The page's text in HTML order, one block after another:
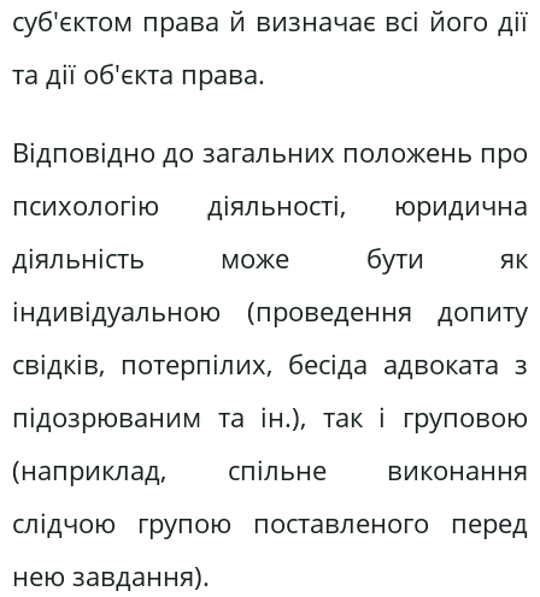
суб'єктом права й визначає всі його дії
та дії об'єкта права.
Відповідно до загальних положень про
психологію діяльності, юридична
діяльність може бути як
індивідуальною (проведення допиту
свідків, потерпілих, бесіда адвоката з
підозрюваним та ін.), так і груповою
(наприклад, спільне виконання
слідчою групою поставленого перед
нею завдання).